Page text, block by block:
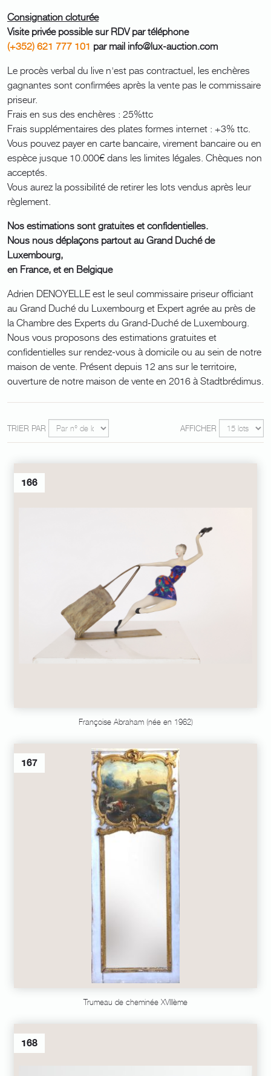
Consignation cloturée
Visite privée possible sur RDV par téléphone
(+352) 621 777 101 par mail info@lux-auction.com
Le procès verbal du live n'est pas contractuel, les enchères
gagnantes sont confirmées après la vente pas le commissaire
priseur.
Frais en sus des enchères : 25%ttc
Frais supplémentaires des plates formes internet : +3% ttc.
Vous pouvez payer en carte bancaire, virement bancaire ou en
espèce jusque 10.000€ dans les limites légales. Chèques non
acceptés.
Vous aurez la possibilité de retirer les lots vendus après leur
règlement.
Nos estimations sont gratuites et confidentielles.
Nous nous déplaçons partout au Grand Duché de
Luxembourg,
en France, et en Belgique
Adrien DENOYELLE est le seul commissaire priseur officiant
au Grand Duché du Luxembourg et Expert agrée au près de
la Chambre des Experts du Grand-Duché de Luxembourg.
Nous vous proposons des estimations gratuites et
confidentielles sur rendez-vous à domicile ou au sein de notre
maison de vente. Présent depuis 12 ans sur le territoire,
ouverture de notre maison de vente en 2016 à Stadtbrédimus.
TRIER PAR AFFICHER
166
Françoise Abraham (née en 1962)
167
Trumeau de cheminée XVIIIème
168